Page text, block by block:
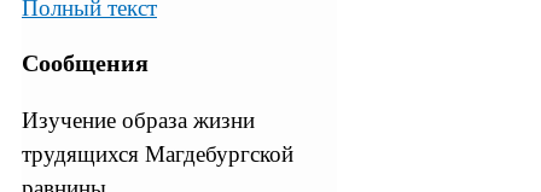
Полный текст
Сообщения
Изучение образа жизни
трудящихся Магдебургской